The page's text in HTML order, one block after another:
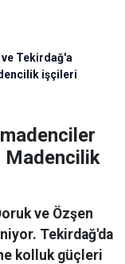
Tekirdağ'a
işçileri
Madencilik
ve Özşen
Tekirdağ'da
kolluk güçleri